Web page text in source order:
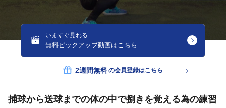
いますぐ見れる
無料ピックアップ動画はこちら
2週間無料の会員登録はこちら
捕球から送球までの体の中で捌きを覚える為の練習